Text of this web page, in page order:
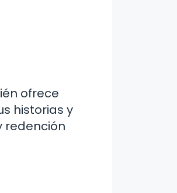
ofrece
historias y
redención